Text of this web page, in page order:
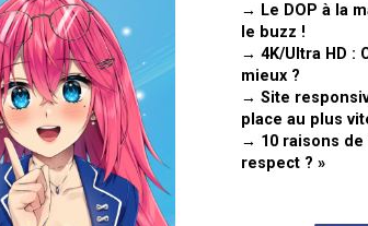
→ Le DOP à la
le buzz !
→ 4K/Ultra HD :
mieux ?
→ Site
place au plus
→ 10 raisons
respect ? »